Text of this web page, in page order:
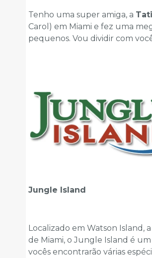
Tenho uma super amiga, a
Carol) em Miami e fez uma
pequenos. Vou dividir com
Jungle Island
Localizado em Watson Island,
de Miami, o Jungle Island é
vocês encontrarão várias